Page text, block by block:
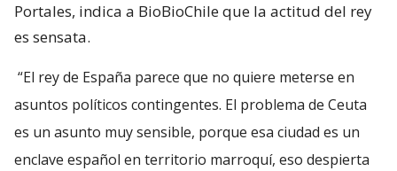
Portales, indica a BioBioChile que la actitud del rey
es sensata.
“El rey de España parece que no quiere meterse en
asuntos políticos contingentes. El problema de Ceuta
es un asunto muy sensible, porque esa ciudad es un
enclave español en territorio marroquí, eso despierta